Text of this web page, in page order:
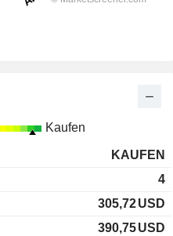
Kaufen
KAUFEN
4
305,72USD
390,75USD